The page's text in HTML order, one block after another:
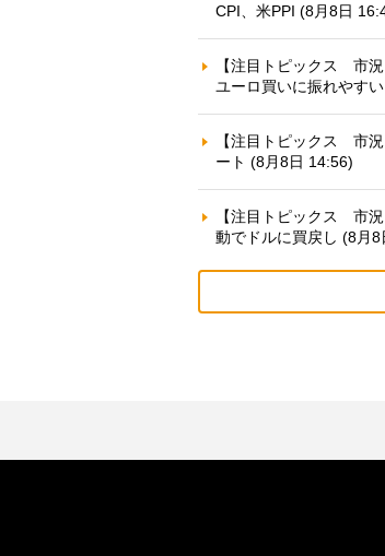
CPI、米PPI (8月8日
【注目トピックス 市
ユーロ買いに振れやす
【注目トピックス 市
ート (8月8日 14:56)
【注目トピックス 市
動でドルに買戻し (8月8